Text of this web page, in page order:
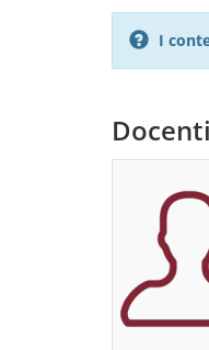
I
Docenti